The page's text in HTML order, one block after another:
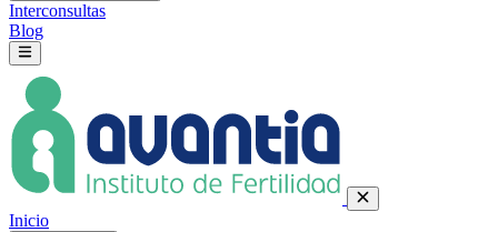
Interconsultas
Blog
Inicio